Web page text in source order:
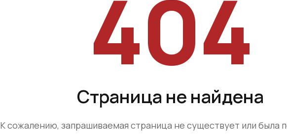
404
Страница не найдена
К сожалению, запрашиваемая страница не существует или была